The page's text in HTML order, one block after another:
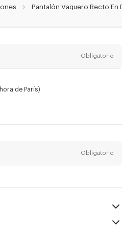
Pantalón Vaquero Recto En
Obligatorio
de París)
Obligatorio